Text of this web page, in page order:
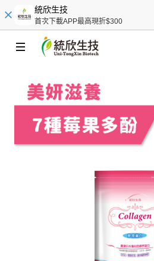
統欣生技
首次下載APP最高現折$300